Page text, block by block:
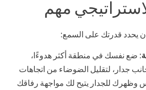
مهم
يحدد قدرتك على السمع:
: ضع نفسك في منطقة أكثر هدوءًا،
جدار، لتقليل الضوضاء من اتجاهات
وظهرك للجدار يتيح لك مواجهة رفاقك